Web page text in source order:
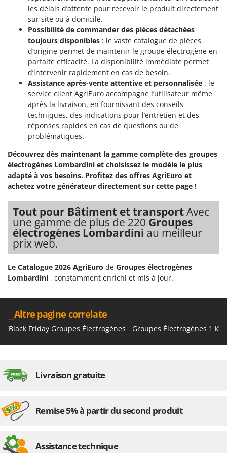
les délais d’attente pour recevoir le produit directement
sur site ou à domicile.
Possibilité de commander des pièces détachées
toujours disponibles : le vaste catalogue de pièces
d’origine permet de maintenir le groupe électrogène en
parfaite efficacité. La disponibilité immédiate permet
d’intervenir rapidement en cas de besoin.
Assistance après-vente attentive et personnalisée : le
service client AgriEuro accompagne l’utilisateur même
après la livraison, en fournissant des conseils
techniques, des indications pour l’entretien et des
réponses rapides en cas de questions ou de
problématiques.
Découvrez dès maintenant la gamme complète des groupes
électrogènes Lombardini et choisissez le modèle le plus
adapté à vos besoins. Profitez des offres AgriEuro et
achetez votre générateur directement sur cette page !
Tout pour Bâtiment et transportAvec
une gamme de plus de 220 Groupes
électrogènes Lombardini au meilleur
prix web.
Le Catalogue 2026 AgriEuro de Groupes électrogènes
Lombardini , constamment enrichi et mis à jour.
__Altre pagine correlate
Black Friday Groupes Électrogènes Groupes Électrogènes 1 kW
Livraison gratuite
Remise 5% à partir du second produit
Assistance technique